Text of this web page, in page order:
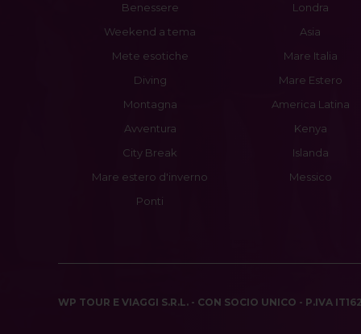
Benessere
Weekend a tema
Mete esotiche
Diving
Montagna
Avventura
City Break
Mare estero d'inverno
Ponti
Londra
Asia
Mare Italia
Mare Estero
America Latina
Kenya
Islanda
Messico
WP TOUR E VIAGGI S.R.L. - CON SOCIO UNICO - P.IVA